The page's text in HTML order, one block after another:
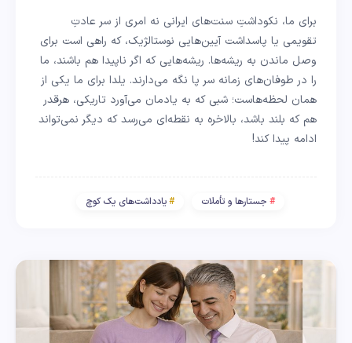
برای ما، نکوداشتِ سنت‌های ایرانی نه امری از سر عادتِ
تقویمی یا پاسداشت آیین‌هایی نوستالژیک، که راهی است برای
وصل ماندن به ریشه‌ها. ریشه‌هایی که اگر ناپیدا هم باشند، ما
را در طوفان‌های زمانه سر پا نگه می‌دارند. یلدا برای ما یکی از
همان لحظه‌هاست؛ شبی که به یادمان می‌آورد تاریکی، هرقدر
هم که بلند باشد، بالاخره به نقطه‌ای می‌رسد که دیگر نمی‌تواند
ادامه پیدا کند!
جستارها و تأملات یادداشت‌های یک کوچ